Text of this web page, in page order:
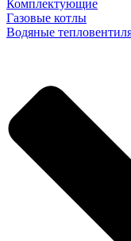
Комплектующие
Газовые котлы
Водяные